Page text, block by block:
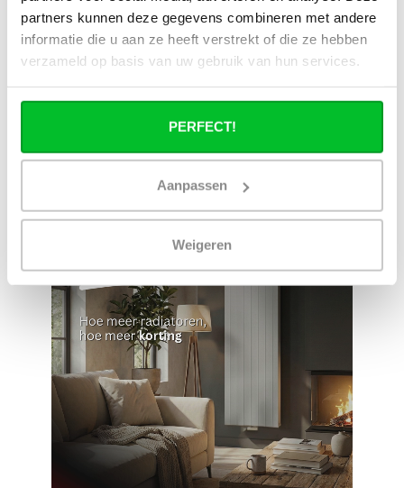
partners kunnen deze gegevens combineren met andere
informatie die u aan ze heeft verstrekt of die ze hebben
verzameld op basis van uw gebruik van hun services.
PERFECT!
Aanpassen
Weigeren
Ruim assortiment
voorraad
14 dagen bedenktijd
Zelf ophalen in de Snelle levering in
kosten achteraf